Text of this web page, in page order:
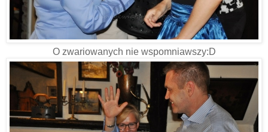
O zwariowanych nie wspomniawszy:D